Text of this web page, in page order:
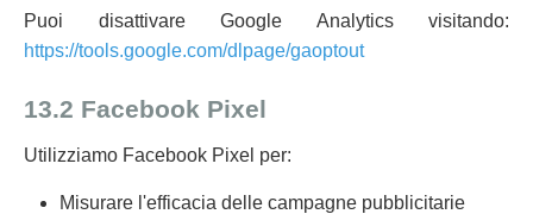
Puoi disattivare Google Analytics visitando:
https://tools.google.com/dlpage/gaoptout
13.2 Facebook Pixel
Utilizziamo Facebook Pixel per:
Misurare l'efficacia delle campagne pubblicitarie